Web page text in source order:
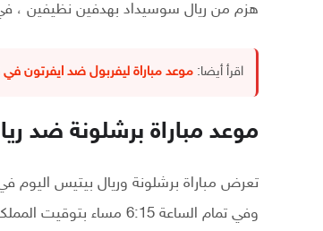
هزم من ريال سوسيداد بهدفين نظيفين ،
اقرأ أيضا: موعد مباراة ليفربول ضد ايفرتون في
موعد مباراة برشلونة ضد